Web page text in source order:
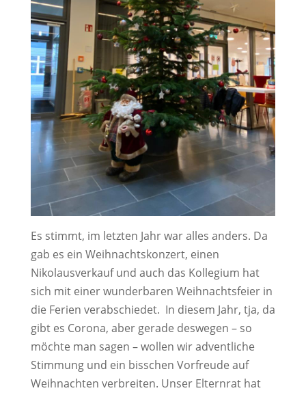
Es stimmt, im letzten Jahr war alles anders. Da
gab es ein Weihnachtskonzert, einen
Nikolausverkauf und auch das Kollegium hat
sich mit einer wunderbaren Weihnachtsfeier in
die Ferien verabschiedet. In diesem Jahr, tja, da
gibt es Corona, aber gerade deswegen – so
möchte man sagen – wollen wir adventliche
Stimmung und ein bisschen Vorfreude auf
Weihnachten verbreiten. Unser Elternrat hat